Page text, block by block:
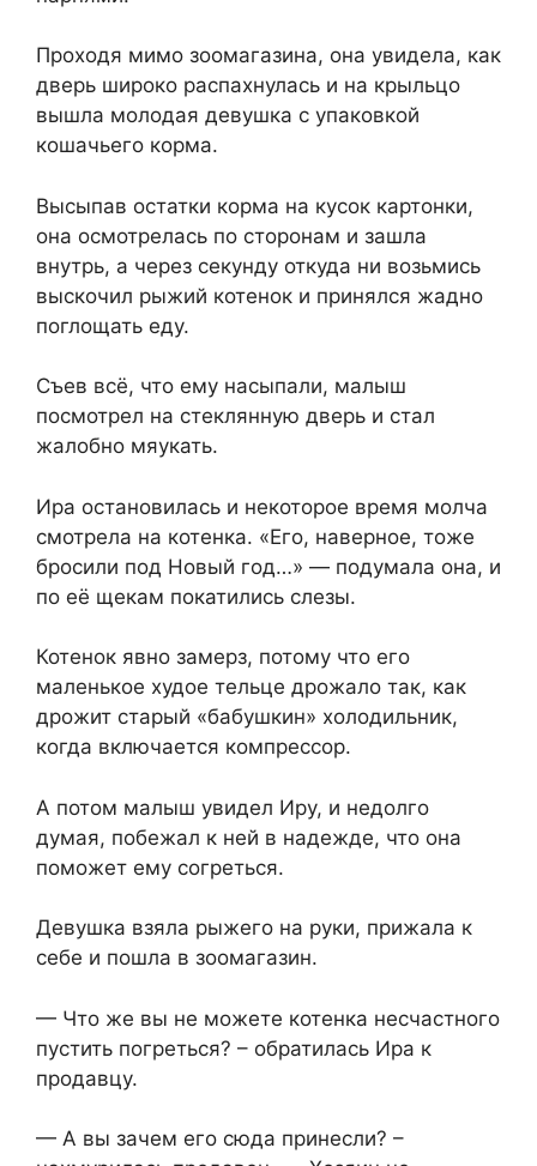
Проходя мимо зоомагазина, она увидела, как
дверь широко распахнулась и на крыльцо
вышла молодая девушка с упаковкой
кошачьего корма.
Высыпав остатки корма на кусок картонки,
она осмотрелась по сторонам и зашла
внутрь, а через секунду откуда ни возьмись
выскочил рыжий котенок и принялся жадно
поглощать еду.
Съев всё, что ему насыпали, малыш
посмотрел на стеклянную дверь и стал
жалобно мяукать.
Ира остановилась и некоторое время молча
смотрела на котенка. «Его, наверное, тоже
бросили под Новый год…» — подумала она, и
по её щекам покатились слезы.
Котенок явно замерз, потому что его
маленькое худое тельце дрожало так, как
дрожит старый «бабушкин» холодильник,
когда включается компрессор.
А потом малыш увидел Иру, и недолго
думая, побежал к ней в надежде, что она
поможет ему согреться.
Девушка взяла рыжего на руки, прижала к
себе и пошла в зоомагазин.
— Что же вы не можете котенка несчастного
пустить погреться? – обратилась Ира к
продавцу.
— А вы зачем его сюда принесли? –